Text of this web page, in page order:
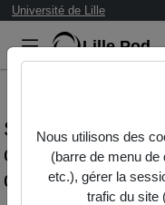
Université de Lille
Lille.Pod
Statistiques de
cité d'urgence -
de la licence
Nous utilisons des
(barre de menu
etc.), gérer la
trafic du site